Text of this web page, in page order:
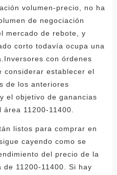
volumen-precio, no ha
de negociación
mercado de rebote, y
corto todavía ocupa una
con órdenes
considerar establecer el
de los anteriores
el objetivo de ganancias
11200-11400.
listos para comprar en
cayendo como se
del precio de la
11200-11400. Si hay